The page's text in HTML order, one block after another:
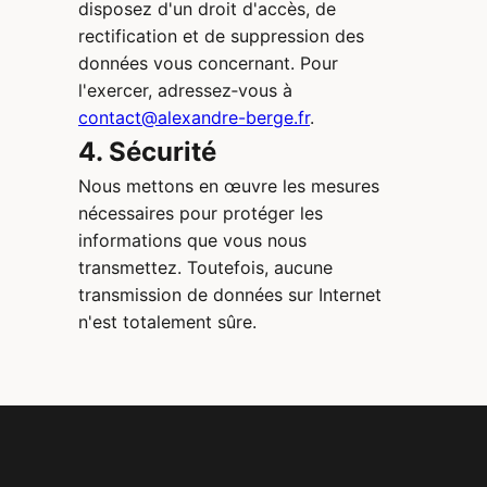
disposez d'un droit d'accès, de
rectification et de suppression des
données vous concernant. Pour
l'exercer, adressez‑vous à
contact@alexandre-berge.fr.
4. Sécurité
Nous mettons en œuvre les mesures
nécessaires pour protéger les
informations que vous nous
transmettez. Toutefois, aucune
transmission de données sur Internet
n'est totalement sûre.